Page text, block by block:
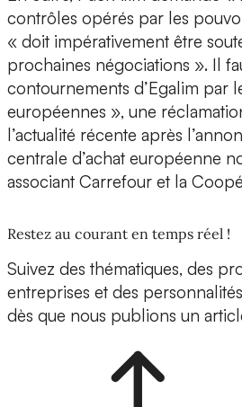
contrôles opérés par les
« doit impérativement être
prochaines négociations ». Il
contournements d’Egalim par
européennes », une
l’actualité récente après
centrale d’achat européenne
associant Carrefour et la
Restez au courant en temps réel !
Suivez des thématiques, des
entreprises et des
dès que nous publions un